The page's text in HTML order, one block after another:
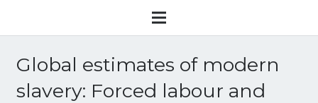
Global estimates of modern
slavery: Forced labour and